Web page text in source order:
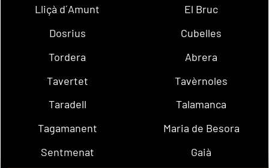
Lliçà d´Amunt
El Bruc
Dosrius
Cubelles
Tordera
Abrera
Tavertet
Tavèrnoles
Taradell
Talamanca
Tagamanent
Maria de Besora
Sentmenat
Gaià